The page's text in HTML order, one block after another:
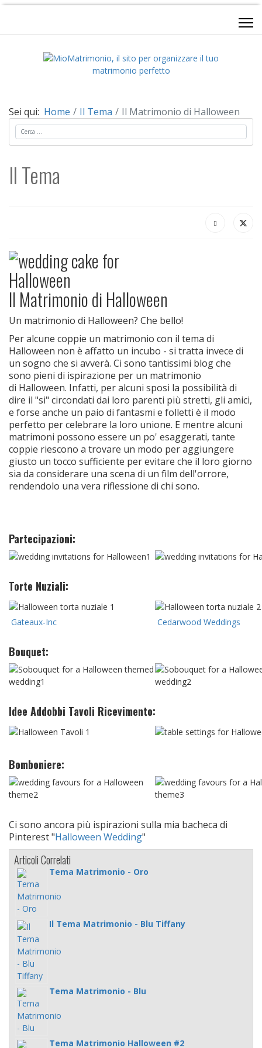
Sei qui: Home Il Tema Il Matrimonio di Halloween
Cerca
Il Tema
Il Matrimonio di Halloween
Un matrimonio di Halloween? Che bello!
Per alcune coppie un matrimonio con il tema di
Halloween non è affatto un incubo - si tratta invece di
un sogno che si avverà. Ci sono tantissimi blog che
sono pieni di ispirazione per un matrimonio
di Halloween. Infatti, per alcuni sposi la possibilità di
dire il "si" circondati dai loro parenti più stretti, gli amici,
e forse anche un paio di fantasmi e folletti è il modo
perfetto per celebrare la loro unione. E mentre alcuni
matrimoni possono essere un po' esaggerati, tante
coppie riescono a trovare un modo per aggiungere
giusto un tocco sufficiente per evitare che il loro giorno
sia da considerare una scena di un film dell'orrore,
rendendolo una vera riflessione di chi sono.
Partecipazioni:
Torte Nuziali:
Gateaux-Inc Cedarwood Weddings
Bouquet:
Idee Addobbi Tavoli Ricevimento:
Bomboniere:
Ci sono ancora più ispirazioni sulla mia bacheca di
Pinterest "Halloween Wedding"
Articoli Correlati
Tema Matrimonio - Oro
Il Tema Matrimonio - Blu Tiffany
Tema Matrimonio - Blu
Tema Matrimonio Halloween #2